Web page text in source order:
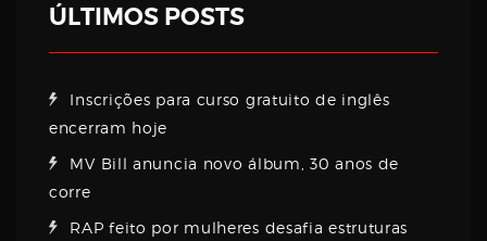
ÚLTIMOS POSTS
Inscrições para curso gratuito de inglês
encerram hoje
MV Bill anuncia novo álbum, 30 anos de
corre
RAP feito por mulheres desafia estruturas